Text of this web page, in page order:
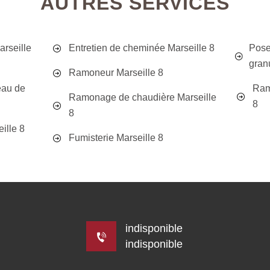
de
8
Entretien de cheminée Marseille 8
Ramoneur Marseille 8
Ramonage de chaudière Marseille
8
Fumisterie Marseille 8
8
indisponible
indisponible